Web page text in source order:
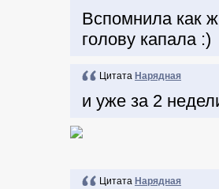
Вспомнила как
голову капала :)
Цитата Нарядная
и уже за 2
Цитата Нарядная